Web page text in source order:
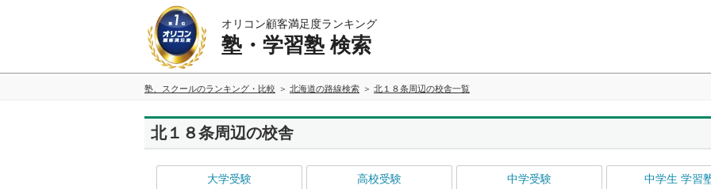
オリコン顧客満足度ランキング
塾・学習塾 検索
塾、スクールのランキング・比較 北海道の路線検索 北１８条周辺の校舎一覧
北１８条周辺の校舎
大学受験 高校受験 中学受験 中学生 学習